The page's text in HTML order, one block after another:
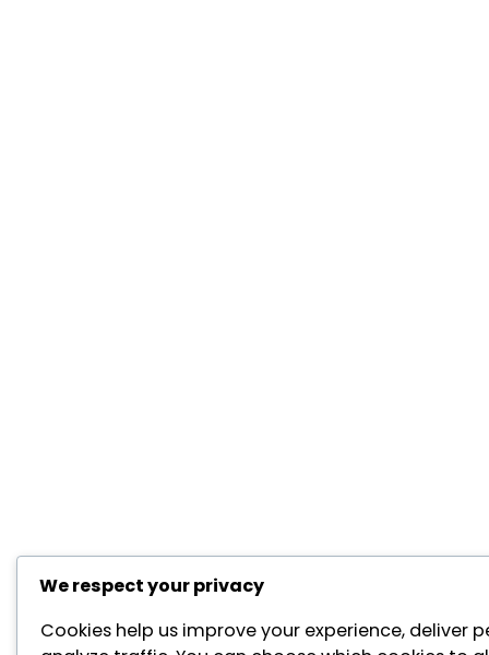
We respect your privacy
Cookies help us improve your experience, deliver